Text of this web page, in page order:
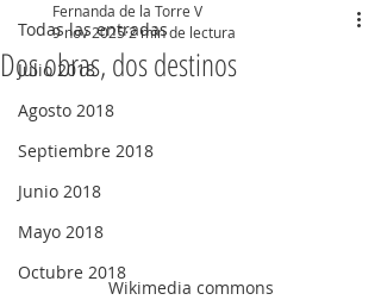
Todas las entradas
Julio 2018
Agosto 2018
Septiembre 2018
Junio 2018
Mayo 2018
Octubre 2018
Dos obras, dos destinos
Fernanda de la Torre V
9 nov 20252 min de lectura
Wikimedia commons